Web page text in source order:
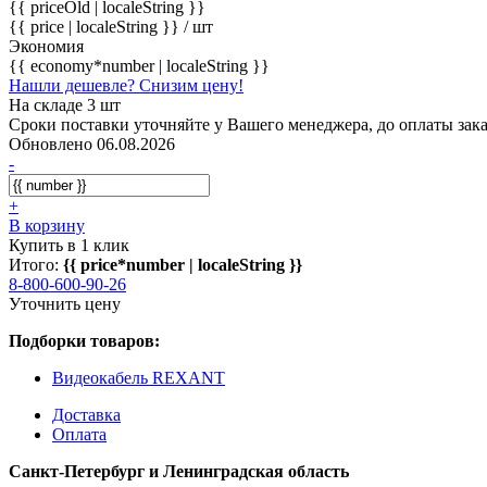
{{ priceOld | localeString }}
{{ price | localeString }} / шт
Экономия
{{ economy*number | localeString }}
Нашли дешевле? Снизим цену!
На складе 3 шт
Сроки поставки уточняйте у Вашего менеджера, до оплаты
Обновлено 06.08.2026
-
+
В корзину
Купить в 1 клик
Итого: {{ price*number | localeString }}
8-800-600-90-26
Уточнить цену
Подборки товаров:
Видеокабель REXANT
Доставка
Оплата
Санкт-Петербург и Ленинградская область